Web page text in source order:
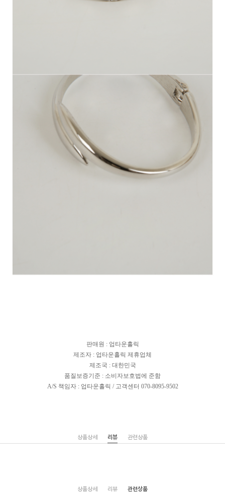
판매원 : 업타운홀릭
제조자 : 업타운홀릭 제휴업체
제조국 : 대한민국
품질보증기준 : 소비자보호법에 준함
A/S 책임자 : 업타운홀릭 / 고객센터 070-8095-9502
상품상세 리뷰 관련상품
상품상세 리뷰 관련상품